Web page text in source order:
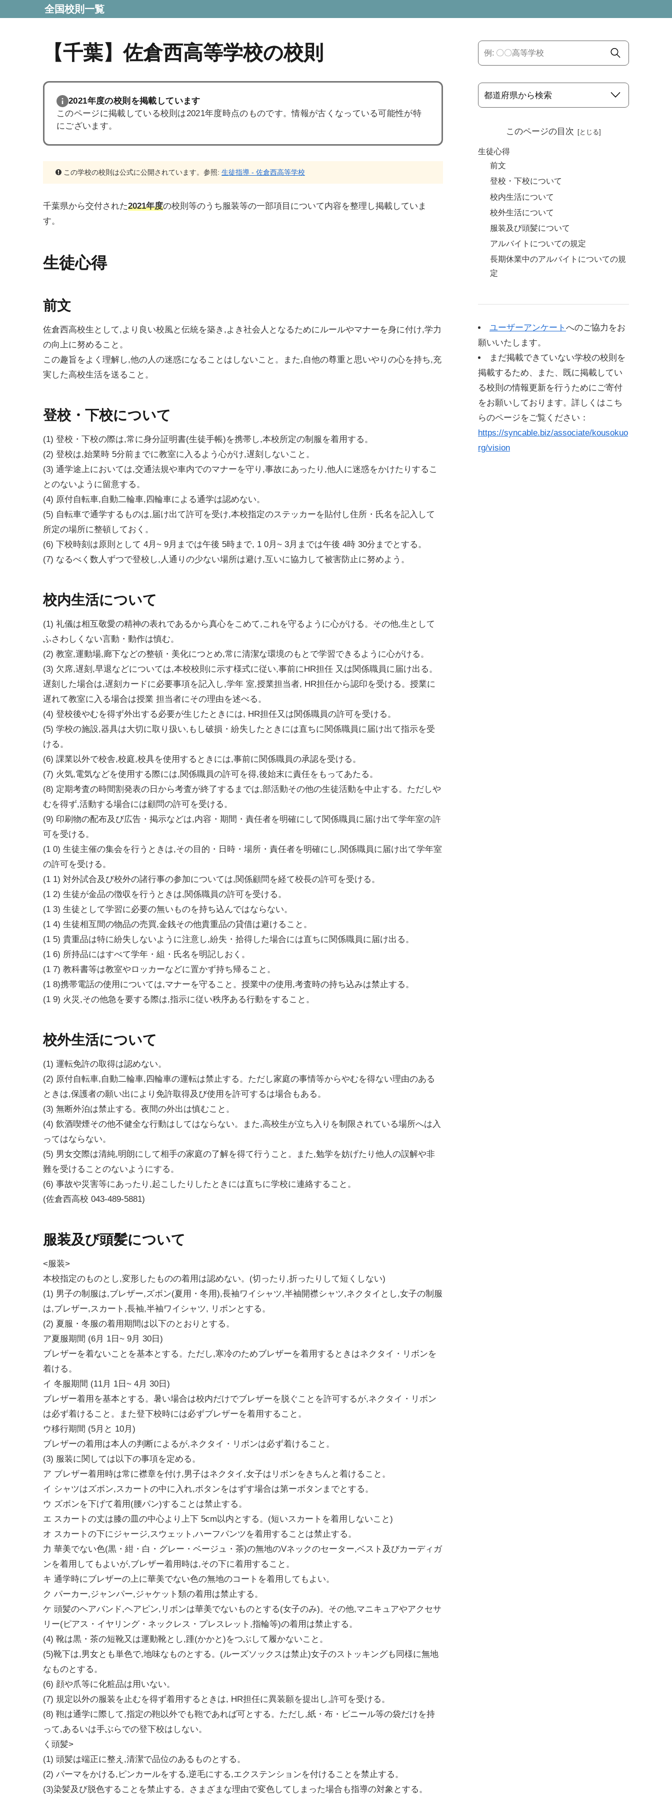
全国校則一覧
【千葉】佐倉西高等学校の校則
2021年度の校則を掲載しています
このページに掲載している校則は2021年度時点のものです。情報が古くなっている可能性が特
にございます。
この学校の校則は公式に公開されています。参照: 生徒指導 - 佐倉西高等学校
千葉県から交付された2021年度の校則等のうち服装等の一部項目について内容を整理し掲載していま
す。
生徒心得
前文
佐倉西高校生として,より良い校風と伝統を築き,よき社会人となるためにルールやマナーを身に付け,学力
の向上に努めること。
この趣旨をよく理解し,他の人の迷惑になることはしないこと。また,自他の尊重と思いやりの心を持ち,充
実した高校生活を送ること。
登校・下校について
(1) 登校・下校の際は,常に身分証明書(生徒手帳)を携帯し,本校所定の制服を着用する。
(2) 登校は,始業時 5分前までに教室に入るよう心がけ,遅刻しないこと。
(3) 通学途上においては,交通法規や車内でのマナーを守り,事故にあったり,他人に迷惑をかけたりするこ
とのないように留意する。
(4) 原付自転車,自動二輪車,四輪車による通学は認めない。
(5) 自転車で通学するものは,届け出て許可を受け,本校指定のステッカーを貼付し住所・氏名を記入して
所定の場所に整頓しておく。
(6) 下校時刻は原則として 4月~ 9月までは午後 5時まで, 1 0月~ 3月までは午後 4時 30分までとする。
(7) なるべく数人ずつで登校し,人通りの少ない場所は避け,互いに協力して被害防止に努めよう。
校内生活について
(1) 礼儀は相互敬愛の精神の表れであるから真心をこめて,これを守るように心がける。その他,生として
ふさわしくない言動・動作は慎む。
(2) 教室,運動場,廊下などの整頓・美化につとめ,常に清潔な環境のもとで学習できるように心がける。
(3) 欠席,遅刻,早退などについては,本校校則に示す様式に従い,事前にHR担任 又は関係職員に届け出る。
遅刻した場合は,遅刻カードに必要事項を記入し,学年 室,授業担当者, HR担任から認印を受ける。授業に
遅れて教室に入る場合は授業 担当者にその理由を述べる。
(4) 登校後やむを得ず外出する必要が生じたときには, HR担任又は関係職員の許可を受ける。
(5) 学校の施設,器具は大切に取り扱い,もし破損・紛失したときには直ちに関係職員に届け出て指示を受
ける。
(6) 課業以外で校舎,校庭,校具を使用するときには,事前に関係職員の承認を受ける。
(7) 火気,電気などを使用する際には,関係職員の許可を得,後始末に責任をもってあたる。
(8) 定期考査の時間割発表の日から考査が終了するまでは,部活動その他の生徒活動を中止する。ただしや
むを得ず,活動する場合には顧問の許可を受ける。
(9) 印刷物の配布及び広告・掲示などは,内容・期間・責任者を明確にして関係職員に届け出て学年室の許
可を受ける。
(1 0) 生徒主催の集会を行うときは,その目的・日時・場所・責任者を明確にし,関係職員に届け出て学年室
の許可を受ける。
(1 1) 対外試合及び校外の諸行事の参加については,関係顧問を経て校長の許可を受ける。
(1 2) 生徒が金品の徴収を行うときは,関係職員の許可を受ける。
(1 3) 生徒として学習に必要の無いものを持ち込んではならない。
(1 4) 生徒相互間の物品の売買,金銭その他貴重品の貸借は避けること。
(1 5) 貴重品は特に紛失しないように注意し,紛失・拾得した場合には直ちに関係職員に届け出る。
(1 6) 所持品にはすべて学年・組・氏名を明記しおく。
(1 7) 教科書等は教室やロッカーなどに置かず持ち帰ること。
(1 8)携帯電話の使用については,マナーを守ること。授業中の使用,考査時の持ち込みは禁止する。
(1 9) 火災,その他急を要する際は,指示に従い秩序ある行動をすること。
校外生活について
(1) 運転免許の取得は認めない。
(2) 原付自転車,自動二輪車,四輪車の運転は禁止する。ただし家庭の事情等からやむを得ない理由のある
ときは,保護者の願い出により免許取得及び使用を許可するは場合もある。
(3) 無断外泊は禁止する。夜間の外出は慎むこと。
(4) 飲酒喫煙その他不健全な行動はしてはならない。また,高校生が立ち入りを制限されている場所へは入
ってはならない。
(5) 男女交際は清純,明朗にして相手の家庭の了解を得て行うこと。また,勉学を妨げたり他人の誤解や非
難を受けることのないようにする。
(6) 事故や災害等にあったり,起こしたりしたときには直ちに学校に連絡すること。
(佐倉西高校 043-489-5881)
服装及び頭髪について
<服装>
本校指定のものとし,変形したものの着用は認めない。(切ったり,折ったりして短くしない)
(1) 男子の制服は,ブレザー,ズボン(夏用・冬用),長袖ワイシャツ,半袖開襟シャツ,ネクタイとし,女子の制服
は,ブレザー,スカート,長袖,半袖ワイシャツ, リボンとする。
(2) 夏服・冬服の着用期間は以下のとおりとする。
ア夏服期間 (6月 1日~ 9月 30日)
ブレザーを着ないことを基本とする。ただし,寒冷のためブレザーを着用するときはネクタイ・リボンを
着ける。
イ 冬服期間 (11月 1日~ 4月 30日)
ブレザー着用を基本とする。暑い場合は校内だけでブレザーを脱ぐことを許可するが,ネクタイ・リボン
は必ず着けること。また登下校時には必ずブレザーを着用すること。
ウ移行期間 (5月と 10月)
ブレザーの着用は本人の判断によるが,ネクタイ・リボンは必ず着けること。
(3) 服装に関しては以下の事項を定める。
ア ブレザー着用時は常に襟章を付け,男子はネクタイ,女子はリボンをきちんと着けること。
イ シャツはズボン,スカートの中に入れ,ボタンをはずす場合は第ーボタンまでとする。
ウ ズボンを下げて着用(腰パン)することは禁止する。
エ スカートの丈は膝の皿の中心より上下 5cm以内とする。(短いスカートを着用しないこと)
オ スカートの下にジャージ,スウェット,ハーフパンツを着用することは禁止する。
力 華美でない色(黒・紺・白・グレー・ベージュ・茶)の無地のVネックのセーター,ベスト及びカーディガ
ンを着用してもよいが,ブレザー着用時は,その下に着用すること。
キ 通学時にブレザーの上に華美でない色の無地のコートを着用してもよい。
ク パーカー,ジャンパー,ジャケット類の着用は禁止する。
ケ 頭髪のヘアバンド,ヘアピン,リボンは華美でないものとする(女子のみ)。その他,マニキュアやアクセサ
リー(ピアス・イヤリング・ネックレス・プレスレット,指輪等)の着用は禁止する。
(4) 靴は黒・茶の短靴又は運動靴とし,踵(かかと)をつぶして履かないこと。
(5)靴下は,男女とも単色で,地味なものとする。(ルーズソックスは禁止)女子のストッキングも同様に無地
なものとする。
(6) 顔や爪等に化粧品は用いない。
(7) 規定以外の服装を止むを得ず着用するときは, HR担任に異装願を提出し,許可を受ける。
(8) 鞄は通学に際して,指定の鞄以外でも鞄であれば可とする。ただし,紙・布・ビニール等の袋だけを持
って,あるいは手ぶらでの登下校はしない。
く頭髪>
(1) 頭髪は端正に整え,清潔で品位のあるものとする。
(2) パーマをかける,ピンカールをする,逆毛にする,エクステンションを付けることを禁止する。
(3)染髪及び脱色することを禁止する。さまざまな理由で変色してしまった場合も指導の対象とする。
このページの目次
生徒心得
前文
登校・下校について
校内生活について
校外生活について
服装及び頭髪について
アルバイトについての規定
長期休業中のアルバイトについての規
定
ユーザーアンケート へのご協力をお
願いいたします。
まだ掲載できていない学校の校則を
掲載するため、また、既に掲載してい
る校則の情報更新を行うためにご寄付
をお願いしております。詳しくはこち
らのページをご覧ください：
https://syncable.biz/associate/kousokuo
rg/vision